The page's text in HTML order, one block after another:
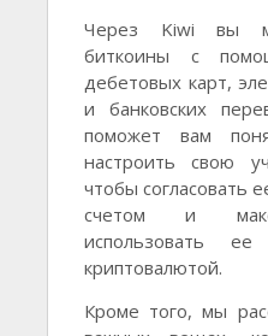
Через Kiwi вы
биткоины с
дебетовых карт,
и банковских
поможет вам
настроить свою
чтобы согласовать
счетом и
использовать
криптовалютой.
Кроме того, мы